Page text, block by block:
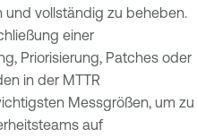
und vollständig zu beheben.
einer
Priorisierung, Patches oder
in der MTTR
Messgrößen, um zu
auf